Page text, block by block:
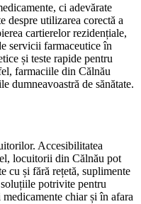
ci adevărate
despre utilizarea corectă a
cartierelor rezidențiale,
servicii farmaceutice în
și teste rapide pentru
farmaciile din Călnău
dumneavoastră de sănătate.
Accesibilitatea
locuitorii din Călnău pot
cu și fără rețetă, suplimente
potrivite pentru
chiar și în afara